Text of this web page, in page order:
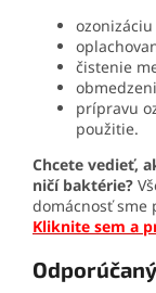
čistenie
prípravu
použitie.
Chcete vedieť,
ničí baktérie?
domácnosť sme
Kliknite sem a